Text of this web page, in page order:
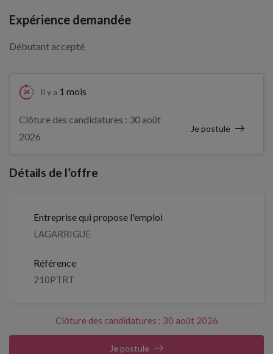
Expérience demandée
Débutant accepté
Il y a 1 mois
Clôture des candidatures : 30 août
2026
Je postule
Détails de l’offre
Entreprise qui propose l'emploi
LAGARRIGUE
Référence
210PTRT
Clôture des candidatures : 30 août 2026
Je postule